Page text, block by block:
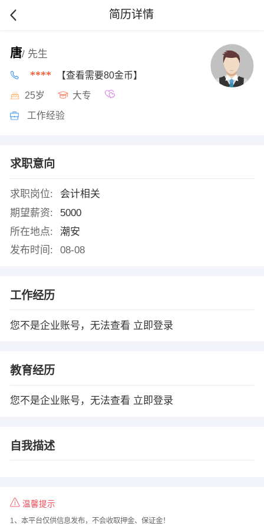
简历详情
唐/ 先生
**** 【查看需要80金币】
25岁 大专
工作经验
求职意向
求职岗位:
会计相关
期望薪资:
5000
所在地点:
潮安
发布时间:
08-08
工作经历
您不是企业账号，无法查看 立即登录
教育经历
您不是企业账号，无法查看 立即登录
自我描述
温馨提示
1、本平台仅供信息发布，不会收取押金、保证金！